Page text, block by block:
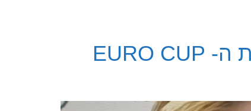
גולשת הגלים ענת לליאור העפילה היום לרבע גמר תחרות ה- EURO CUP